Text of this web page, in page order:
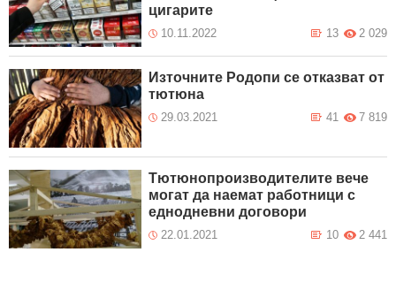
цигарите
10.11.2022 2 029
13
Източните Родопи се отказват от
тютюна
29.03.2021 7 819
41
Тютюнопроизводителите вече
могат да наемат работници с
еднодневни договори
22.01.2021 2 441
10